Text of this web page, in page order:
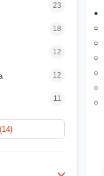
23
18
12
12
11
9
több (14)